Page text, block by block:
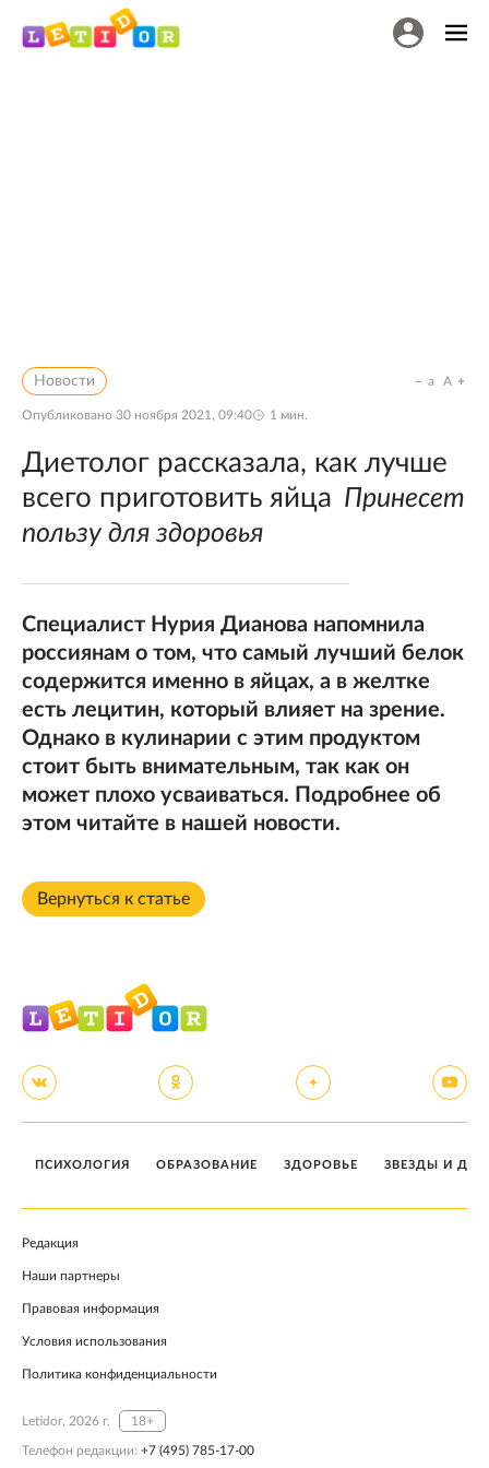
Новости
Опубликовано 30 ноября 2021, 09:40 1 мин.
a A
Диетолог рассказала, как лучше
всего приготовить яйца Принесет
пользу для здоровья
Специалист Нурия Дианова напомнила
россиянам о том, что самый лучший белок
содержится именно в яйцах, а в желтке
есть лецитин, который влияет на зрение.
Однако в кулинарии с этим продуктом
стоит быть внимательным, так как он
может плохо усваиваться. Подробнее об
этом читайте в нашей новости.
Вернуться к статье
ПСИХОЛОГИЯ ОБРАЗОВАНИЕ ЗДОРОВЬЕ ЗВЕЗДЫ И
Редакция
Наши партнеры
Правовая информация
Условия использования
Политика конфиденциальности
Letidor, 2026 г. 18+
Телефон редакции: +7 (495) 785-17-00